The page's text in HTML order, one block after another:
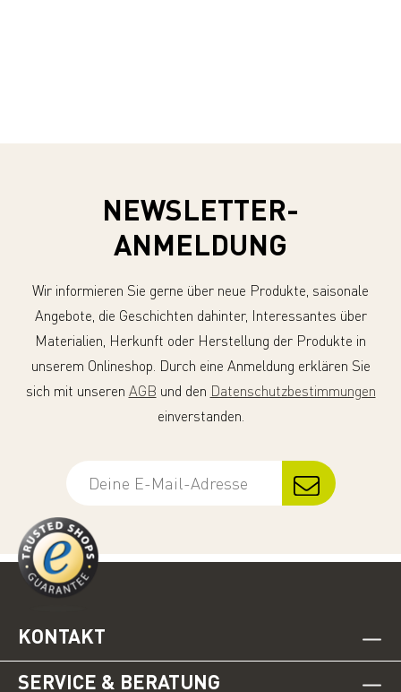
NEWSLETTER-
ANMELDUNG
Wir informieren Sie gerne über neue Produkte, saisonale
Angebote, die Geschichten dahinter, Interessantes über
Materialien, Herkunft oder Herstellung der Produkte in
unserem Onlineshop. Durch eine Anmeldung erklären Sie
sich mit unseren AGB und den Datenschutzbestimmungen
einverstanden.
KONTAKT
SERVICE & BERATUNG